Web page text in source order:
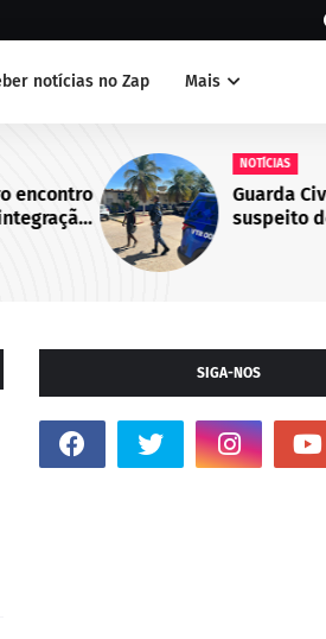
notícias no Zap Mais
NOTÍCIAS
Guarda Civil
suspeito de atos de
no Centro de Juazeiro,
SIGA-NOS